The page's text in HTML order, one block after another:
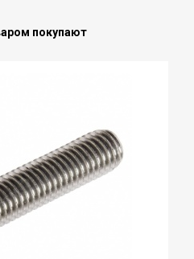
покупают